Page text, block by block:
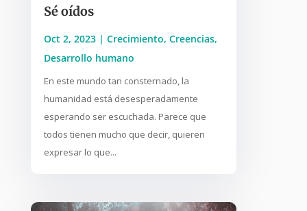
Sé oídos
Oct 2, 2023| Crecimiento, Creencias,
Desarrollo humano
En este mundo tan consternado, la
humanidad está desesperadamente
esperando ser escuchada. Parece que
todos tienen mucho que decir, quieren
expresar lo que...